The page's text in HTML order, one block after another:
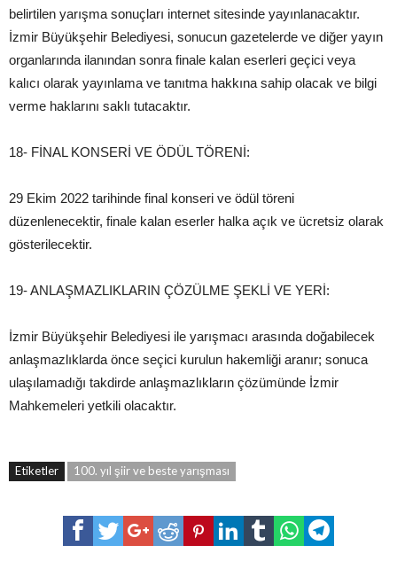
belirtilen yarışma sonuçları internet sitesinde yayınlanacaktır.
İzmir Büyükşehir Belediyesi, sonucun gazetelerde ve diğer yayın
organlarında ilanından sonra finale kalan eserleri geçici veya
kalıcı olarak yayınlama ve tanıtma hakkına sahip olacak ve bilgi
verme haklarını saklı tutacaktır.
18- FİNAL KONSERİ VE ÖDÜL TÖRENİ:
29 Ekim 2022 tarihinde final konseri ve ödül töreni
düzenlenecektir, finale kalan eserler halka açık ve ücretsiz olarak
gösterilecektir.
19- ANLAŞMAZLIKLARIN ÇÖZÜLME ŞEKLİ VE YERİ:
İzmir Büyükşehir Belediyesi ile yarışmacı arasında doğabilecek
anlaşmazlıklarda önce seçici kurulun hakemliği aranır; sonuca
ulaşılamadığı takdirde anlaşmazlıkların çözümünde İzmir
Mahkemeleri yetkili olacaktır.
Etiketler 100. yıl şiir ve beste yarışması